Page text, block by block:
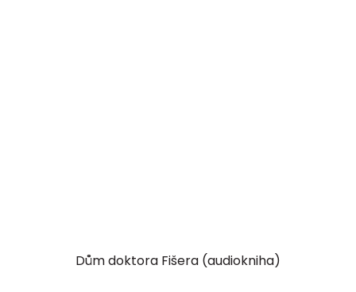
Dům doktora Fišera (audiokniha)